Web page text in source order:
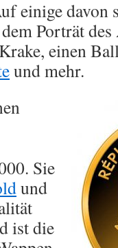
einige
Porträt
einen
und mehr.
Sie
und
ist die